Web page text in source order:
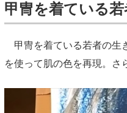
甲冑を着ている
甲冑を着ている若者の生
を使って肌の色を再現。さ